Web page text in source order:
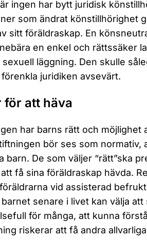
ingen har bytt juridisk
som ändrat könstillhörighet
sitt föräldraskap. En
en enkel och rättssäker
läggning. Den skulle
juridiken avsevärt.
för att häva
har barns rätt och möjlighet
bör ses som normativ,
barn. De som väljer “rätt”ska
få sina föräldraskap hävda.
vid assisterad
senare i livet kan välja
för många, att kunna
riskerar att få andra